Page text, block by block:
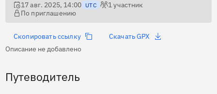
17 авг. 2025, 14:00 UTC 1участник
По приглашению
Скопировать ссылку
Скачать GPX
Описание не добавлено
Путеводитель